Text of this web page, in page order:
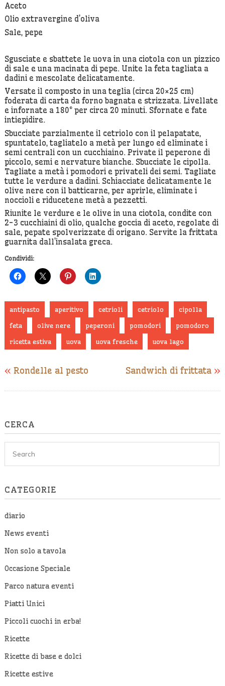
Aceto
Olio extravergine d’oliva
Sale, pepe
Sgusciate e sbattete le uova in una ciotola con un pizzico
di sale e una macinata di pepe. Unite la feta tagliata a
dadini e mescolate delicatamente.
Versate il composto in una teglia (circa 20×25 cm)
foderata di carta da forno bagnata e strizzata. Livellate
e infornate a 180° per circa 20 minuti. Sfornate e fate
intiepidire.
Sbucciate parzialmente il cetriolo con il pelapatate,
spuntatelo, tagliatelo a metà per lungo ed eliminate i
semi centrali con un cucchiaino. Private il peperone di
piccolo, semi e nervature bianche. Sbucciate le cipolla.
Tagliate a metà i pomodori e privateli dei semi. Tagliate
tutte le verdure a dadini. Schiacciate delicatamente le
olive nere con il batticarne, per aprirle, eliminate i
noccioli e riducetene metà a pezzetti.
Riunite le verdure e le olive in una ciotola, condite con
2-3 cucchiaini di olio, qualche goccia di aceto, regolate di
sale, pepate spolverizzate di origano. Servite la frittata
guarnita dall’insalata greca.
Condividi:
antipasto aperitivo cetrioli cetriolo
cipolla
feta
olive nere peperoni pomodori
pomodoro
ricetta estiva
uova uova fresche uova lago
« Rondelle al pesto Sandwich di frittata »
CERCA
CATEGORIE
diario
News eventi
Non solo a tavola
Occasione Speciale
Parco natura eventi
Piatti Unici
Piccoli cuochi in erba!
Ricette
Ricette di base e dolci
Ricette estive